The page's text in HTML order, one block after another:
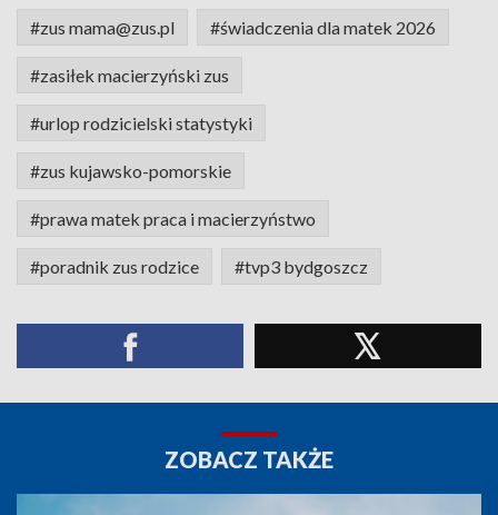
#zus mama@zus.pl #świadczenia dla matek 2026
#zasiłek macierzyński zus
#urlop rodzicielski statystyki
#zus kujawsko-pomorskie
#prawa matek praca i macierzyństwo
#poradnik zus rodzice #tvp3 bydgoszcz
ZOBACZ TAKŻE